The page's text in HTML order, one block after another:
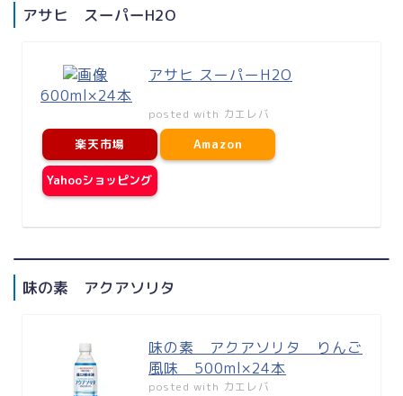
アサヒ スーパーH2O
アサヒ スーパーH2O
600ml×24本
posted with カエレバ
楽天市場 Amazon
Yahooショッピング
味の素 アクアソリタ
味の素 アクアソリタ りんご
風味 500ml×24本
posted with カエレバ